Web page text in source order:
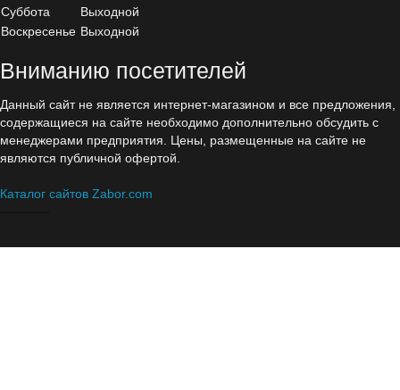
Суббота
Выходной
Воскресенье Выходной
Вниманию посетителей
Данный сайт не является интернет-магазином и все предложения,
содержащиеся на сайте необходимо дополнительно обсудить с
менеджерами предприятия. Цены, размещенные на сайте не
являются публичной офертой.
Каталог сайтов Zabor.com